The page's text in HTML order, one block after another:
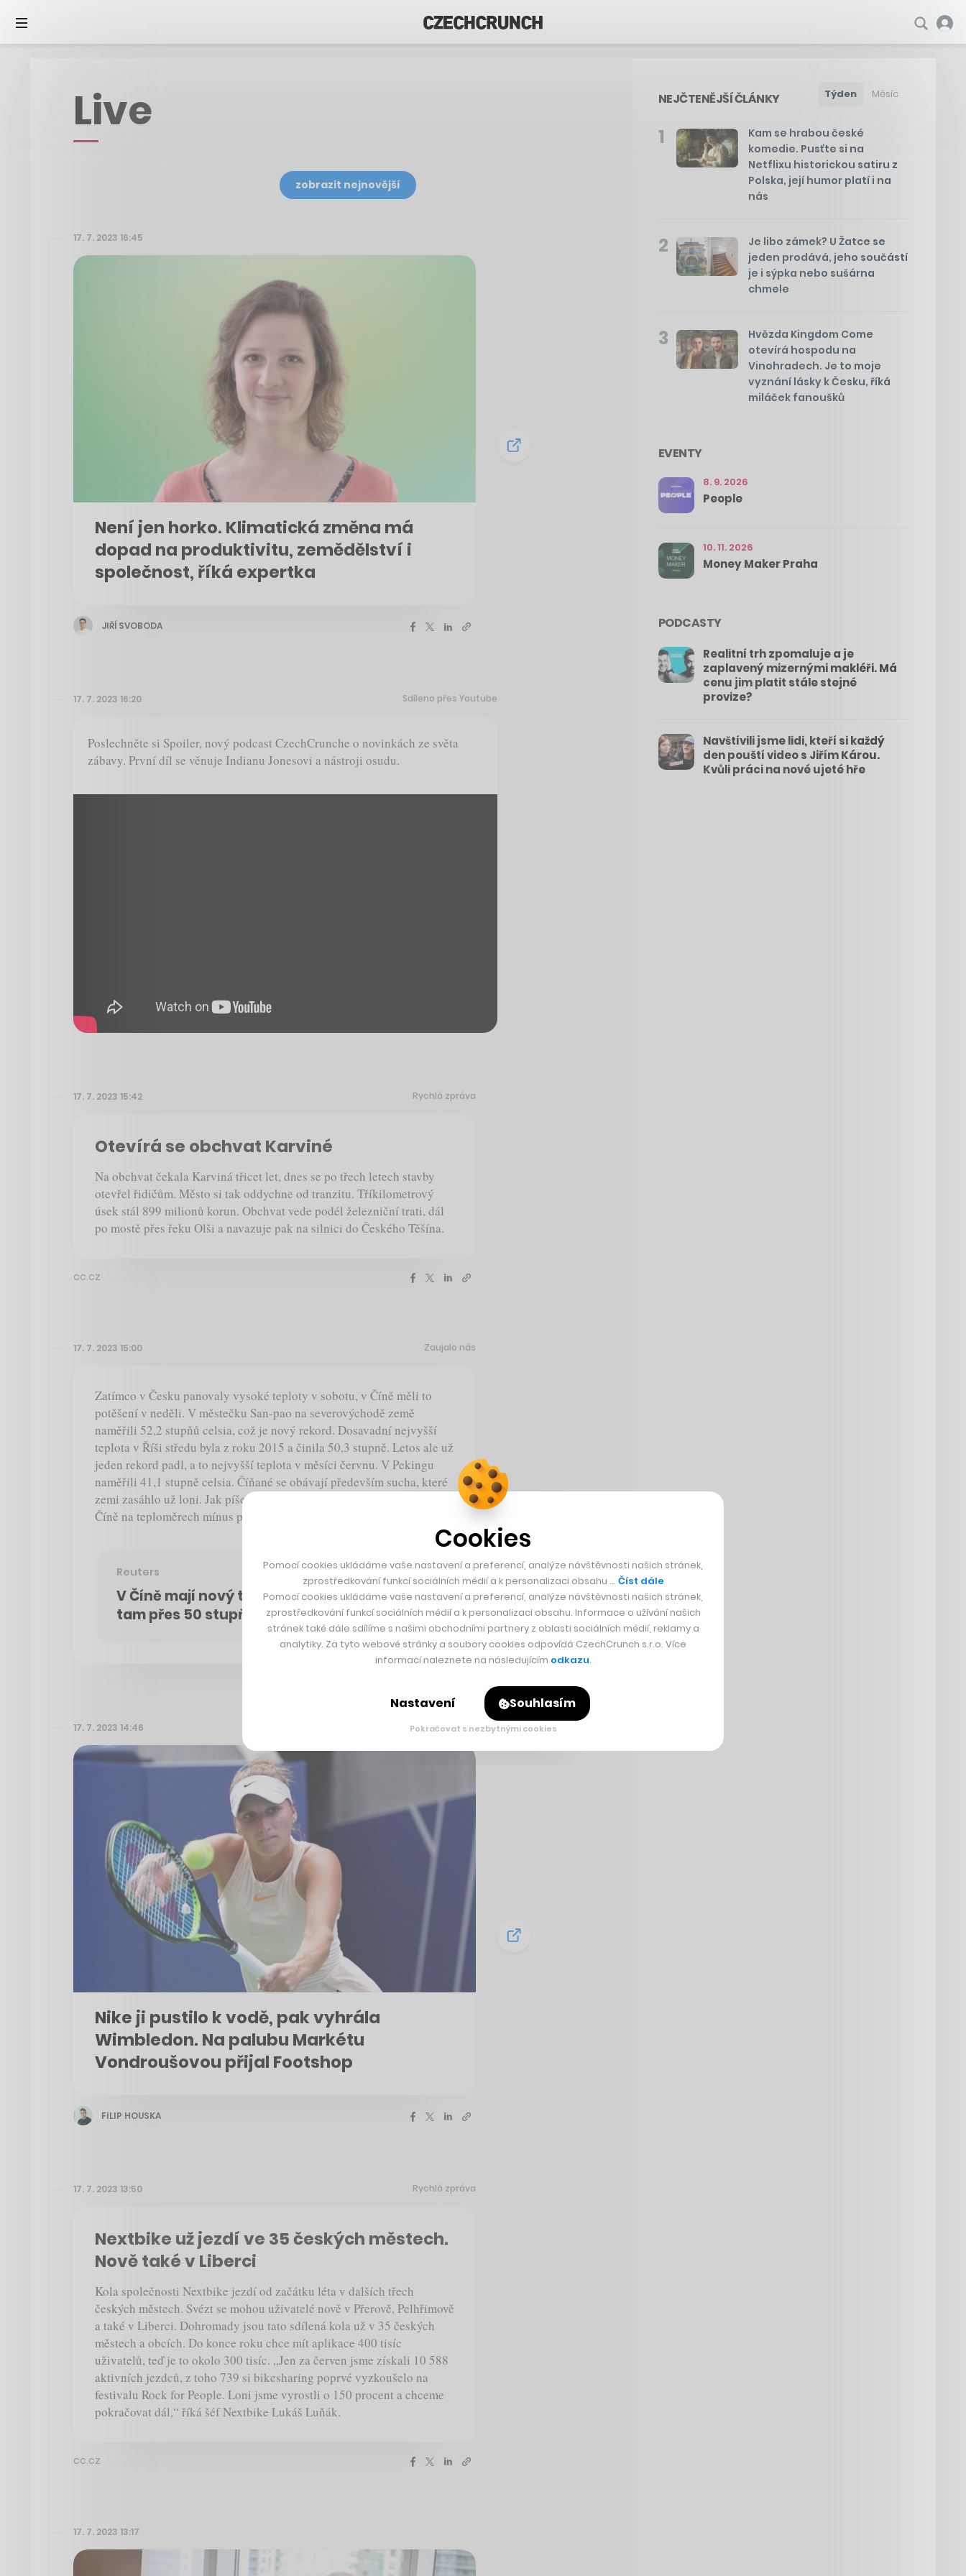
Live
zobrazit nejnovější
17. 7. 2023 16:45
Není jen horko. Klimatická změna má
dopad na produktivitu, zemědělství i
společnost, říká expertka
JIŘÍ SVOBODA
17. 7. 2023 16:20 Sdíleno přes Youtube
Poslechněte si Spoiler, nový podcast CzechCrunche o novinkách ze světa
zábavy. První díl se věnuje Indianu Jonesovi a nástroji osudu.
17. 7. 2023 15:42 Rychlá zpráva
Otevírá se obchvat Karviné
Na obchvat čekala Karviná třicet let, dnes se po třech letech stavby
otevřel řidičům. Město si tak oddychne od tranzitu. Tříkilometrový
úsek stál 899 milionů korun. Obchvat vede podél železniční trati, dál
po mostě přes řeku Olši a navazuje pak na silnici do Českého Těšína.
cc.cz
17. 7. 2023 15:00 Zaujalo nás
Zatímco v Česku panovaly vysoké teploty v sobotu, v Číně měli to
potěšení v neděli. V městečku San-pao na severovýchodě země
naměřili 52,2 stupňů celsia, což je nový rekord. Dosavadní nejvyšší
teplota v Říši středu byla z roku 2015 a činila 50,3 stupně. Letos ale už
jeden rekord padl, a to nejvyšší teplota v měsíci červnu. V Pekingu
naměřili 41,1 stupně celsia. Číňané se obávají především sucha, které
zemi zasáhlo už loni. Jak píše Reuters, ještě před půl rokem bylo v
Číně na teploměrech mínus padesát stupňů celsia.
Reuters
V Číně mají nový teplotní rekord, naměřili
tam přes 50 stupňů celsia
17. 7. 2023 14:46
Nike ji pustilo k vodě, pak vyhrála
Wimbledon. Na palubu Markétu
Vondroušovou přijal Footshop
FILIP HOUSKA
17. 7. 2023 13:50 Rychlá zpráva
Nextbike už jezdí ve 35 českých městech.
Nově také v Liberci
Kola společnosti Nextbike jezdí od začátku léta v dalších třech
českých městech. Svézt se mohou uživatelé nově v Přerově, Pelhřimově
a také v Liberci. Dohromady jsou tato sdílená kola už v 35 českých
městech a obcích. Do konce roku chce mít aplikace 400 tisíc
uživatelů, teď je to okolo 300 tisíc. „Jen za červen jsme získali 10 588
aktivních jezdců, z toho 739 si bikesharing poprvé vyzkoušelo na
festivalu Rock for People. Loni jsme vyrostli o 150 procent a chceme
pokračovat dál,“ říká šéf Nextbike Lukáš Luňák.
cc.cz
17. 7. 2023 13:17
NEJČTENĚJŠÍ ČLÁNKY Týden Měsíc
1
Kam se hrabou české
komedie. Pusťte si na
Netflixu historickou satiru z
Polska, její humor platí i na
nás
2
Je libo zámek? U Žatce se
jeden prodává, jeho součástí
je i sýpka nebo sušárna
chmele
3
Hvězda Kingdom Come
otevírá hospodu na
Vinohradech. Je to moje
vyznání lásky k Česku, říká
miláček fanoušků
EVENTY
8. 9. 2026
People
10. 11. 2026
Money Maker Praha
PODCASTY
Realitní trh zpomaluje a je
zaplavený mizernými makléři. Má
cenu jim platit stále stejné
provize?
Navštívili jsme lidi, kteří si každý
den pouští video s Jiřím Károu.
Kvůli práci na nové ujeté hře
Cookies
Pomocí cookies ukládáme vaše nastavení a preferencí, analýze návštěvnosti našich stránek,
zprostředkování funkcí sociálních médií a k personalizaci obsahu … Číst dále
Pomocí cookies ukládáme vaše nastavení a preferencí, analýze návštěvnosti našich stránek,
zprostředkování funkcí sociálních médií a k personalizaci obsahu. Informace o užívání našich
stránek také dále sdílíme s našimi obchodními partnery z oblasti sociálních médií, reklamy a
analytiky. Za tyto webové stránky a soubory cookies odpovídá CzechCrunch s.r.o. Více
informací naleznete na následujícím odkazu.
Nastavení Souhlasím
Pokračovat s nezbytnými cookies